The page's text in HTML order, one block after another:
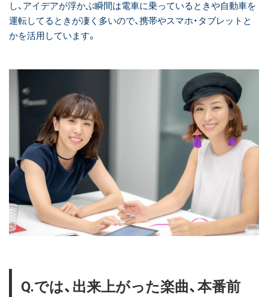
し、アイデアが浮かぶ瞬間は電車に乗っているときや自動車を
運転してるときが凄く多いので、携帯やスマホ・タブレットと
かを活用しています。
Q.では、出来上がった楽曲、本番前